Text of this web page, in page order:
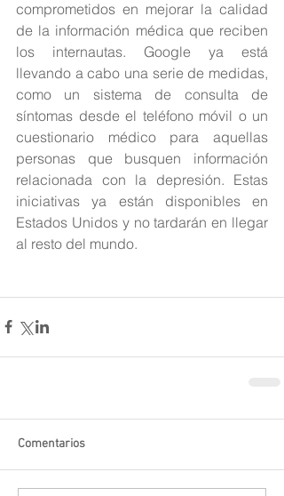
comprometidos en mejorar la calidad
de la información médica que reciben
los internautas. Google ya está
llevando a cabo una serie de medidas,
como un sistema de consulta de
síntomas desde el teléfono móvil o un
cuestionario médico para aquellas
personas que busquen información
relacionada con la depresión. Estas
iniciativas ya están disponibles en
Estados Unidos y no tardarán en llegar
al resto del mundo.
Comentarios